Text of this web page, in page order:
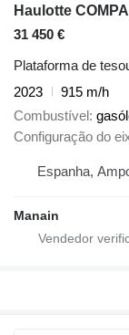
Haulotte
31 450 €
Plataforma de
2023
915 m/h
Combustível
Configuração do
Espanha,
Manain